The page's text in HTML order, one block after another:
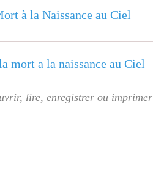
mort a la naissance au Ciel
lire, enregistrer ou imprimer